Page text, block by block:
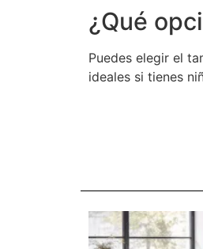
¿Qué
Puedes elegir el
ideales si tienes